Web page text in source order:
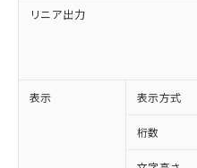
リニア出力
表示 表示方式
桁数
ご利用条件
※1 対応状況
対応済み：EU
非含有に対応した
対応予定：EU
有に対応した製品
対応予定なし：EU